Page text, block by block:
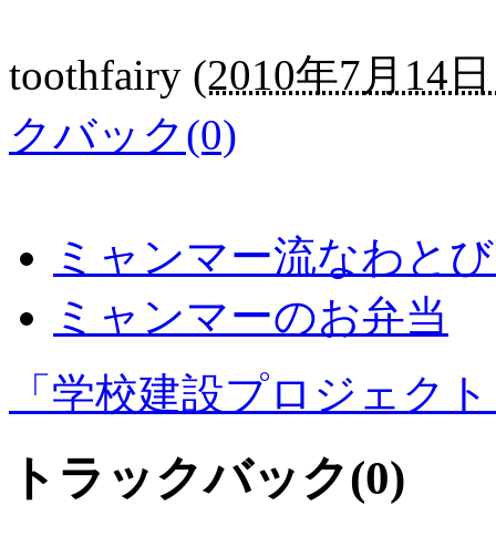
toothfairy (2010年7月14
クバック(0)
ミャンマー流なわと
ミャンマーのお弁当
「学校建設プロジェク
トラックバック(0)